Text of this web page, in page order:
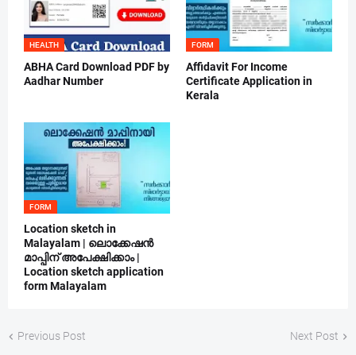
HEALTH
ABHA Card Download PDF by
Aadhar Number
FORM
Affidavit For Income
Certificate Application in
Kerala
FORM
Location sketch in
Malayalam | ലൊക്കേഷൻ
മാപ്പിന് അപേക്ഷിക്കാം |
Location sketch application
form Malayalam
Previous Post Next Post